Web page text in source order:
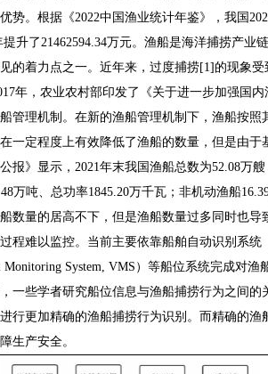
势。根据《2022中国渔业统计年鉴》，我国
提升了21462594.34万元。渔船是海洋捕捞产业
的着力点之一。近年来，过度捕捞[1]的现象
年，农业农村部印发了《关于进一步加强国
管理机制。在新的渔船管理机制下，渔船按照
一定程度上有效降低了渔船的数量，但是由于
报》显示，2021年末我国渔船总数为52.08万
万吨、总功率1845.20万千瓦；非机动渔船
数量的居高不下，但是渔船数量过多同时也导
程难以监控。当前主要依靠船舶自动识别系统
Monitoring System, VMS）等船位系统完成对
一些学者研究船位信息与渔船捕捞行为之间的
行更加精确的渔船捕捞行为识别。而精确的渔
生产安全。